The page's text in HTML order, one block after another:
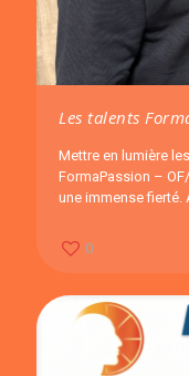
Les talents
Mettre en lumière
FormaPassion –
une immense fierté.
0